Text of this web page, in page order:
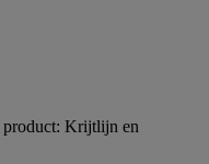
product: Krijtlijn en